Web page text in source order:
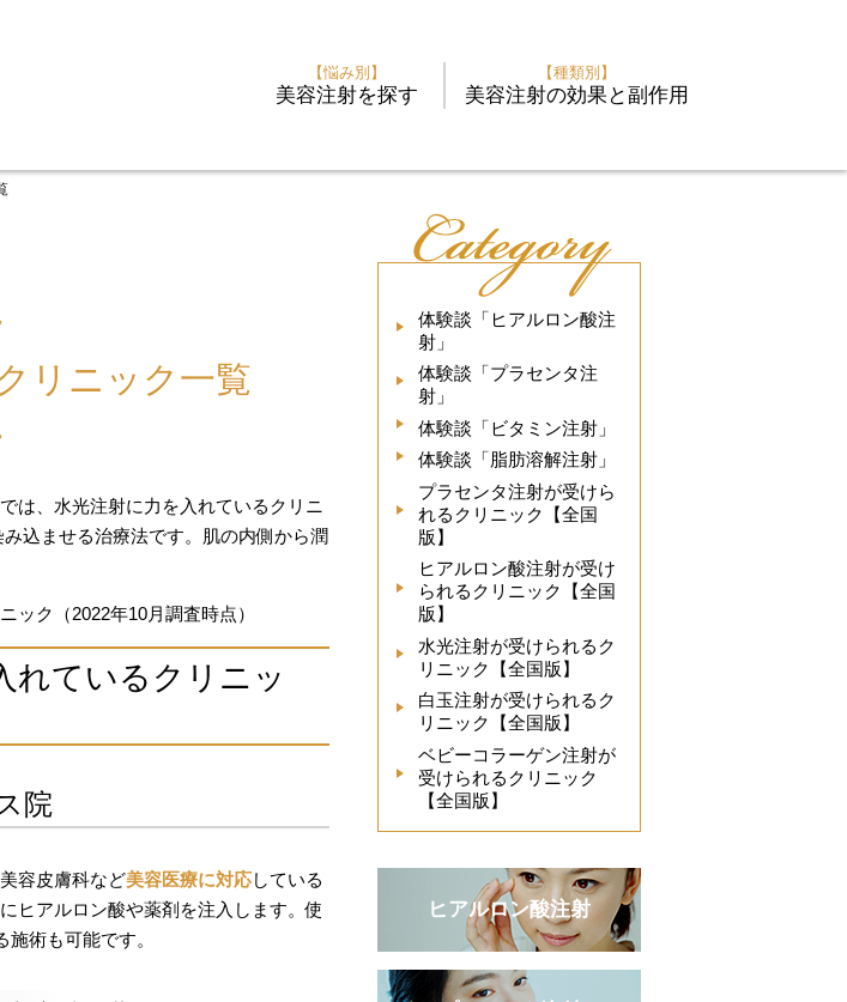
【悩み別】
美容注射を探す
【種類別】
美容注射の効果と副作用
リニック一覧
は、水光注射に力を入れているクリニ
込ませる治療法です。肌の内側から潤
ク（2022年10月調査時点）
れているクリニッ
院
容皮膚科など美容医療に対応している
ヒアルロン酸や薬剤を注入します。使
術も可能です。
体験談「ヒアルロン酸注
射」
体験談「プラセンタ注
射」
体験談「ビタミン注射」
体験談「脂肪溶解注射」
プラセンタ注射が受けら
れるクリニック【全国
版】
ヒアルロン酸注射が受け
られるクリニック【全国
版】
水光注射が受けられるク
リニック【全国版】
白玉注射が受けられるク
リニック【全国版】
ベビーコラーゲン注射が
受けられるクリニック
【全国版】
ヒアルロン酸注射